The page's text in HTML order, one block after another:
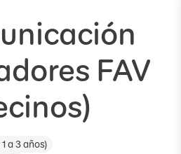
FAV
a 3 años)